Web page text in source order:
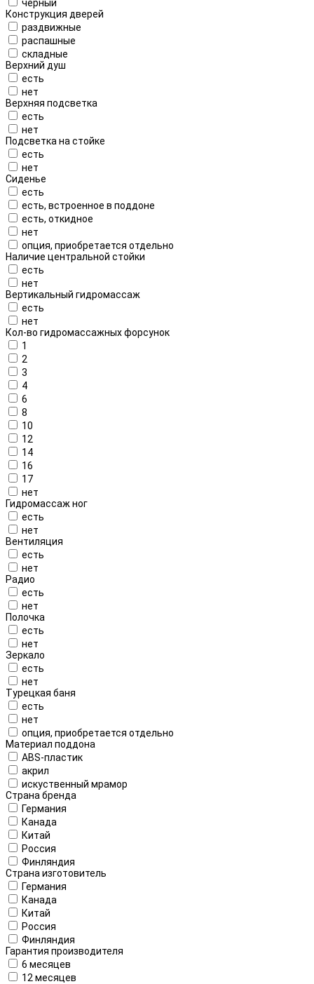
черный
Конструкция дверей
раздвижные
распашные
складные
Верхний душ
есть
нет
Верхняя подсветка
есть
нет
Подсветка на стойке
есть
нет
Сиденье
есть
есть, встроенное в поддоне
есть, откидное
нет
опция, приобретается отдельно
Наличие центральной стойки
есть
нет
Вертикальный гидромассаж
есть
нет
Кол-во гидромассажных форсунок
1
2
3
4
6
8
10
12
14
16
17
нет
Гидромассаж ног
есть
нет
Вентиляция
есть
нет
Радио
есть
нет
Полочка
есть
нет
Зеркало
есть
нет
Турецкая баня
есть
нет
опция, приобретается отдельно
Материал поддона
ABS-пластик
акрил
искуственный мрамор
Страна бренда
Германия
Канада
Китай
Россия
Финляндия
Страна изготовитель
Германия
Канада
Китай
Россия
Финляндия
Гарантия производителя
6 месяцев
12 месяцев